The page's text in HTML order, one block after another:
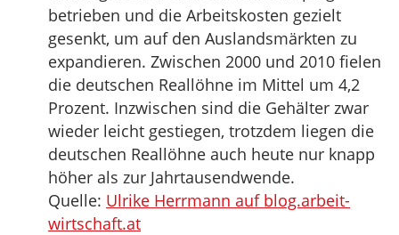
betrieben und die Arbeitskosten gezielt
gesenkt, um auf den Auslandsmärkten zu
expandieren. Zwischen 2000 und 2010 fielen
die deutschen Reallöhne im Mittel um 4,2
Prozent. Inzwischen sind die Gehälter zwar
wieder leicht gestiegen, trotzdem liegen die
deutschen Reallöhne auch heute nur knapp
höher als zur Jahrtausendwende.
Quelle: Ulrike Herrmann auf blog.arbeit-
wirtschaft.at